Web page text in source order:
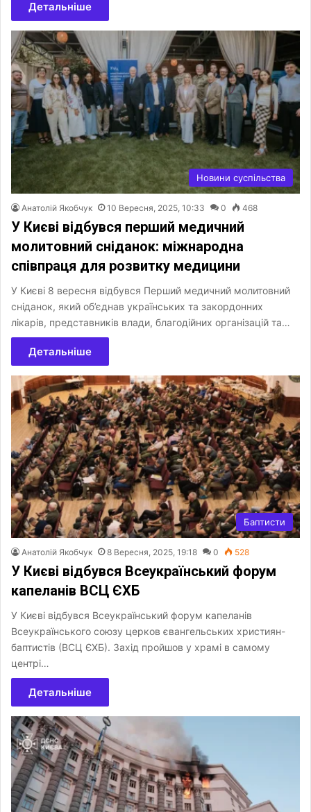
Детальніше
Новини суспільства
Анатолій Якобчук 10 Вересня, 2025, 10:33 0 468
У Києві відбувся перший медичний
молитовний сніданок: міжнародна
співпраця для розвитку медицини
У Києві 8 вересня відбувся Перший медичний молитовний
сніданок, який об’єднав українських та закордонних
лікарів, представників влади, благодійних організацій та…
Детальніше
Баптисти
Анатолій Якобчук 8 Вересня, 2025, 19:18 0 528
У Києві відбувся Всеукраїнський форум
капеланів ВСЦ ЄХБ
У Києві відбувся Всеукраїнський форум капеланів
Всеукраїнського союзу церков євангельських християн-
баптистів (ВСЦ ЄХБ). Захід пройшов у храмі в самому
центрі…
Детальніше